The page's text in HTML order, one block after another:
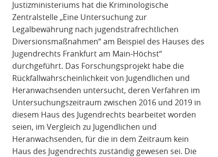
Justizministeriums hat die Kriminologische
Zentralstelle „Eine Untersuchung zur
Legalbewährung nach jugendstrafrechtlichen
Diversionsmaßnahmen“ am Beispiel des Hauses des
Jugendrechts Frankfurt am Main-Höchst“
durchgeführt. Das Forschungsprojekt habe die
Rückfallwahrscheinlichkeit von Jugendlichen und
Heranwachsenden untersucht, deren Verfahren im
Untersuchungszeitraum zwischen 2016 und 2019 in
diesem Haus des Jugendrechts bearbeitet worden
seien, im Vergleich zu Jugendlichen und
Heranwachsenden, für die in dem Zeitraum kein
Haus des Jugendrechts zuständig gewesen sei. Die